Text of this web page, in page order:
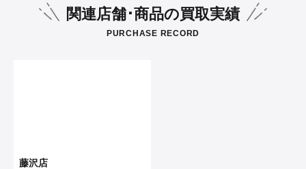
関連店舗･商品の買取実績
PURCHASE RECORD
藤沢店